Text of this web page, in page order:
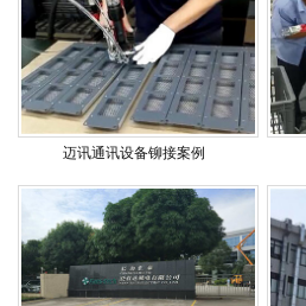
迈讯通讯设备铆接案例